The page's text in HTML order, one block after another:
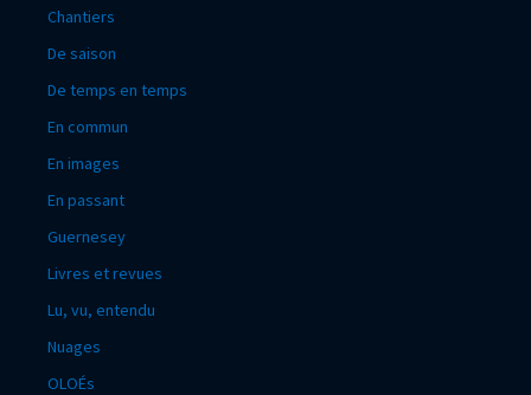
Chantiers
De saison
De temps en temps
En commun
En images
En passant
Guernesey
Livres et revues
Lu, vu, entendu
Nuages
OLOÉs